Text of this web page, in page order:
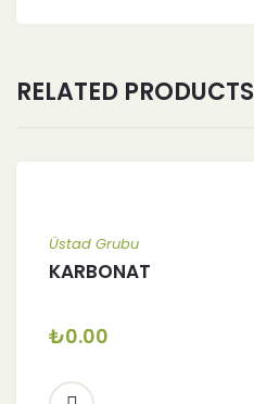
RELATED PRODUCTS
Üstad Grubu
KARBONAT
₺0.00